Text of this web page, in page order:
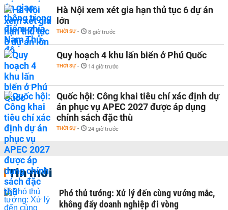
Hà Nội xem xét gia hạn thủ tục 6 dự án
lớn
THỜI SỰ - 8 giờ trước
Quy hoạch 4 khu lấn biển ở Phú Quốc
THỜI SỰ - 14 giờ trước
Quốc hội: Công khai tiêu chí xác định dự
án phục vụ APEC 2027 được áp dụng
chính sách đặc thù
THỜI SỰ - 24 giờ trước
Tin mới
Phó thủ tướng: Xử lý đến cùng vướng mắc,
không đẩy doanh nghiệp đi vòng